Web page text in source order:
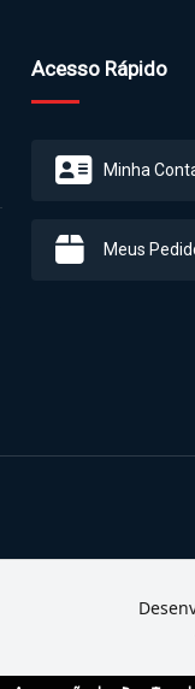
Acesso Rápido
Minha
Meus